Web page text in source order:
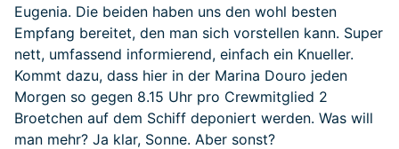
Eugenia. Die beiden haben uns den wohl besten
Empfang bereitet, den man sich vorstellen kann. Super
nett, umfassend informierend, einfach ein Knueller.
Kommt dazu, dass hier in der Marina Douro jeden
Morgen so gegen 8.15 Uhr pro Crewmitglied 2
Broetchen auf dem Schiff deponiert werden. Was will
man mehr? Ja klar, Sonne. Aber sonst?